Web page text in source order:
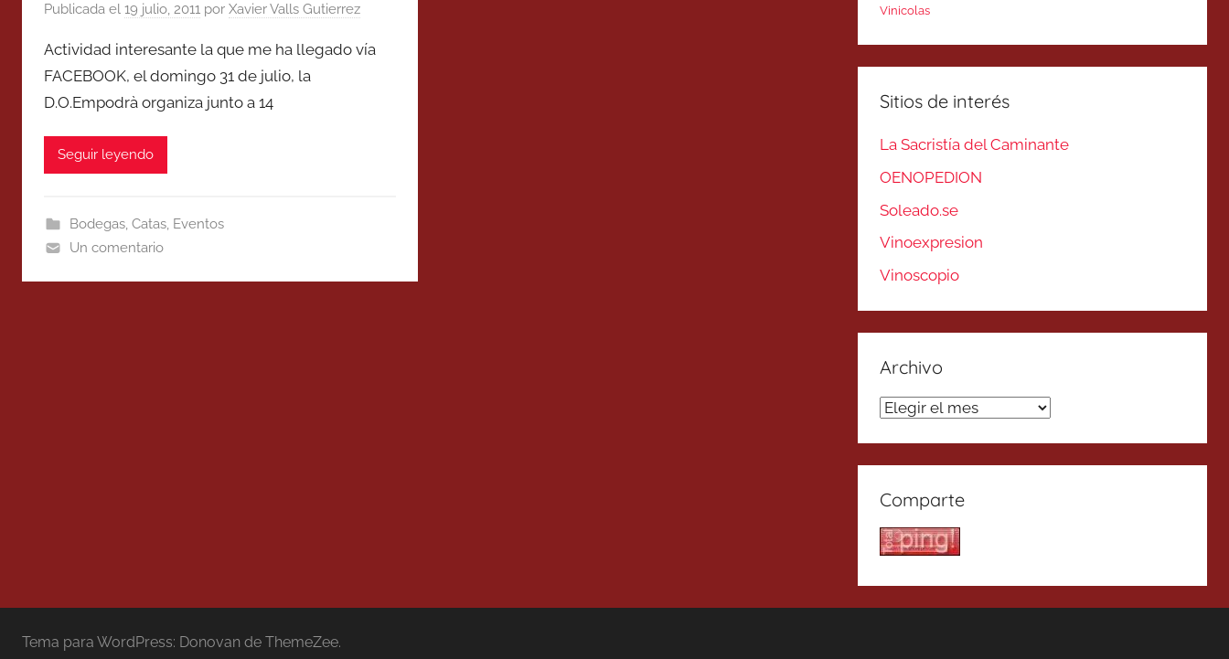
Publicada el 19 julio, 2011 por Xavier Valls Gutierrez
Actividad interesante la que me ha llegado vía
FACEBOOK, el domingo 31 de julio, la
D.O.Empodrà organiza junto a 14
Seguir leyendo
Bodegas, Catas, Eventos
Un comentario
Vinicolas
Sitios de interés
La Sacristía del Caminante
OENOPEDION
Soleado.se
Vinoexpresion
Vinoscopio
Archivo
Archivo
Comparte
Tema para WordPress: Donovan de ThemeZee.